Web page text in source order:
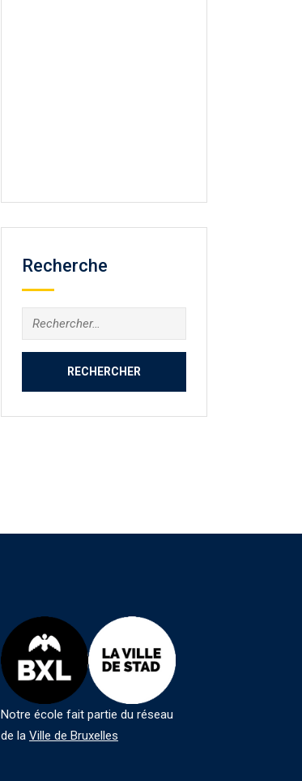
Recherche
Rechercher :
Notre école fait partie du réseau
de la Ville de Bruxelles